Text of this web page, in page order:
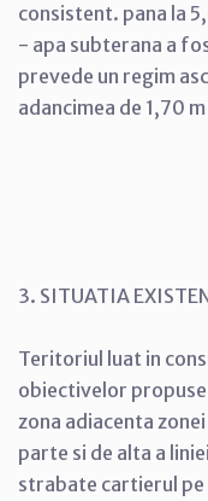
consistent. pana la
- apa subterana a
prevede un regim
adancimea de 1,70
3. SITUATIA
Teritoriul luat in
obiectivelor
zona adiacenta
parte si de alta a
strabate cartierul pe